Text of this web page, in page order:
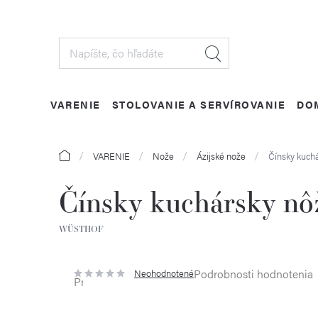
VARENIE STOLOVANIE A SERVÍROVANIE
DomovVARENIE Nože Ázijské nože Čínsky
Čínsky kuchársky
WÜSTHOF
Priemerné
hodnotenie
NeohodnotenéPodrobnosti hodnotenia